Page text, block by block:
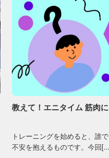
教えて！エニタイム 筋肉
トレーニングを始めると、誰
不安を抱えるものです。今回